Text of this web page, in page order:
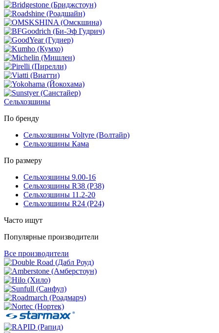
Сельхозшины
По бренду
Сельхозшины Voltyre (Волтайр)
Сельхозшины Кама
По размеру
Сельхозшины 9.00-16
Сельхозшины R38 (Р38)
Сельхозшины 11.2-20
Сельхозшины R24 (Р24)
Часто ищут
Популярные производители
Все производители